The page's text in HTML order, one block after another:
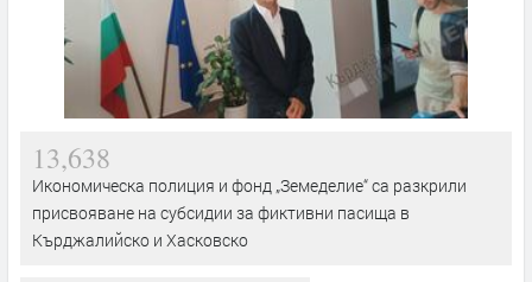
13,638
Икономическа полиция и фонд „Земеделие“ са разкрили
присвояване на субсидии за фиктивни пасища в
Кърджалийско и Хасковско